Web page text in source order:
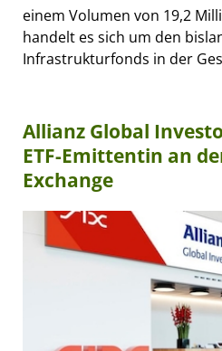
einem Volumen von 19,2
handelt es sich um den
Infrastrukturfonds in der
Allianz Global
ETF-Emittentin an
Exchange